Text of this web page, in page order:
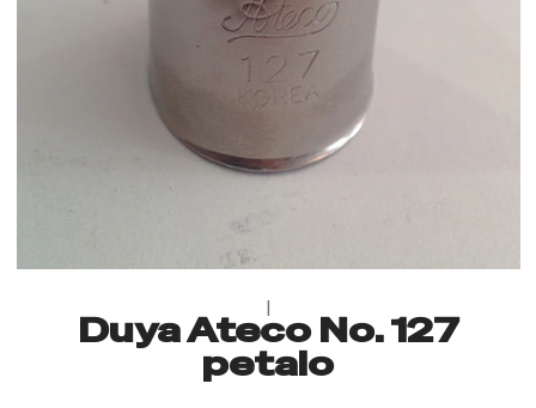
|
Duya Ateco No. 127
petalo